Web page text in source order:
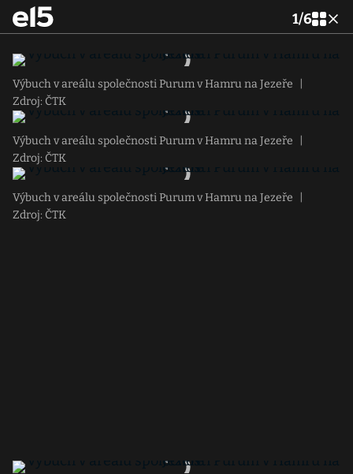
1/6
Výbuch v areálu společnosti Purum v Hamru na Jezeře
Zdroj: ČTK
Výbuch v areálu společnosti Purum v Hamru na Jezeře
Zdroj: ČTK
Výbuch v areálu společnosti Purum v Hamru na Jezeře
Zdroj: ČTK